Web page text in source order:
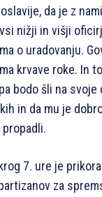
da je z
nižji in višji
o uradovanju.
krvave roke. In
bodo šli na svoje
in da mu je
7. ure je
za